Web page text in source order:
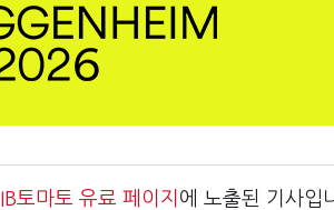
IB토마토 유료 페이지 에 노출된 기사입